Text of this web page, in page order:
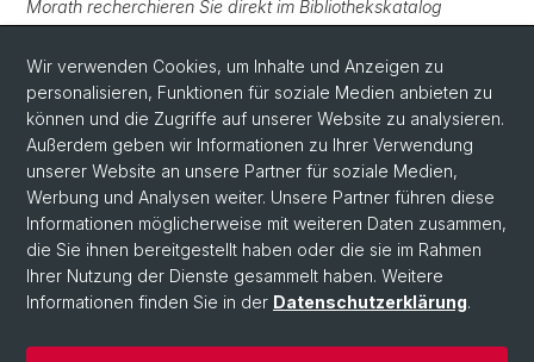
Morath recherchieren Sie direkt im Bibliothekskatalog
swisscovery Basel.
Normdaten
GND: 118617621
Wir verwenden Cookies, um Inhalte und Anzeigen zu
personalisieren, Funktionen für soziale Medien anbieten zu
können und die Zugriffe auf unserer Website zu analysieren.
Außerdem geben wir Informationen zu Ihrer Verwendung
unserer Website an unsere Partner für soziale Medien,
Werbung und Analysen weiter. Unsere Partner führen diese
Informationen möglicherweise mit weiteren Daten zusammen,
die Sie ihnen bereitgestellt haben oder die sie im Rahmen
Ihrer Nutzung der Dienste gesammelt haben. Weitere
Informationen finden Sie in der Datenschutzerklärung.